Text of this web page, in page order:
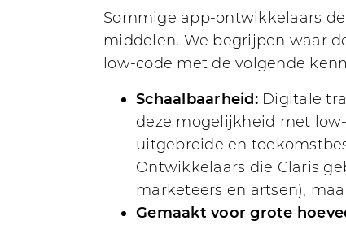
Sommige app-ontwikkelaars
middelen. We begrijpen waar
low-code met de volgende
Schaalbaarheid:Digitale
deze mogelijkheid met
uitgebreide en
Ontwikkelaars die Claris
marketeers en artsen),
Gemaakt voor grote